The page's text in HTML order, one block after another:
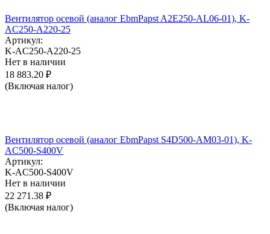
Вентилятор осевой (аналог EbmPapst A2E250-AL06-01), K-
AC250-A220-25
Артикул:
K-AC250-A220-25
Нет в наличии
18 883.20 ₽
(Включая налог)
Вентилятор осевой (аналог EbmPapst S4D500-AM03-01), K-
AC500-S400V
Артикул:
K-AC500-S400V
Нет в наличии
22 271.38 ₽
(Включая налог)